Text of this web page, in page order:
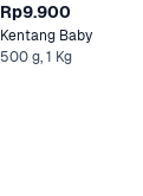
Rp9.900
Kentang Baby
500 g, 1 Kg